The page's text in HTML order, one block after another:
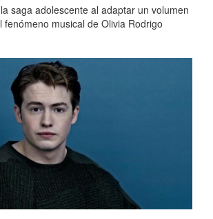
saga adolescente al adaptar un volumen
fenómeno musical de Olivia Rodrigo